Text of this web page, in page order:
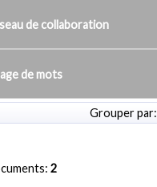
de collaboration
de mots
Grouper par:
2